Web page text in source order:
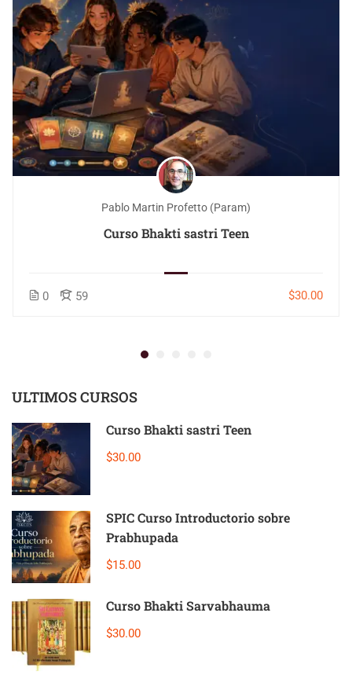
Pablo Martin Profetto (Param)
Curso Bhakti sastri Teen
0 59 $30.00
ULTIMOS CURSOS
Curso Bhakti sastri Teen
$30.00
SPIC Curso Introductorio sobre
Prabhupada
$15.00
Curso Bhakti Sarvabhauma
$30.00